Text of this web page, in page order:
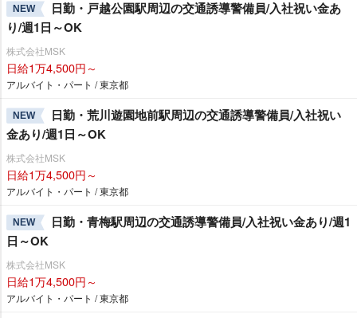
NEW
日勤・戸越公園駅周辺の交通誘導警備員/入社祝い金あ
り/週1日～OK
株式会社MSK
日給1万4,500円～
アルバイト・パート / 東京都
NEW
日勤・荒川遊園地前駅周辺の交通誘導警備員/入社祝い
金あり/週1日～OK
株式会社MSK
日給1万4,500円～
アルバイト・パート / 東京都
NEW
日勤・青梅駅周辺の交通誘導警備員/入社祝い金あり/週1
日～OK
株式会社MSK
日給1万4,500円～
アルバイト・パート / 東京都